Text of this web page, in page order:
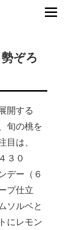
ぞろ
開する
旬の桃を
は、
３０
デー（６
プ仕立
ソルベと
にレモン